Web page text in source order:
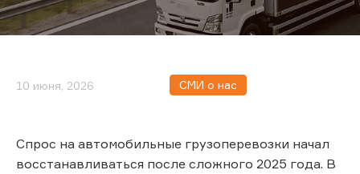
10 июня, 2026 СМИ о нас
Спрос на автомобильные грузоперевозки начал
восстанавливаться после сложного 2025 года. В